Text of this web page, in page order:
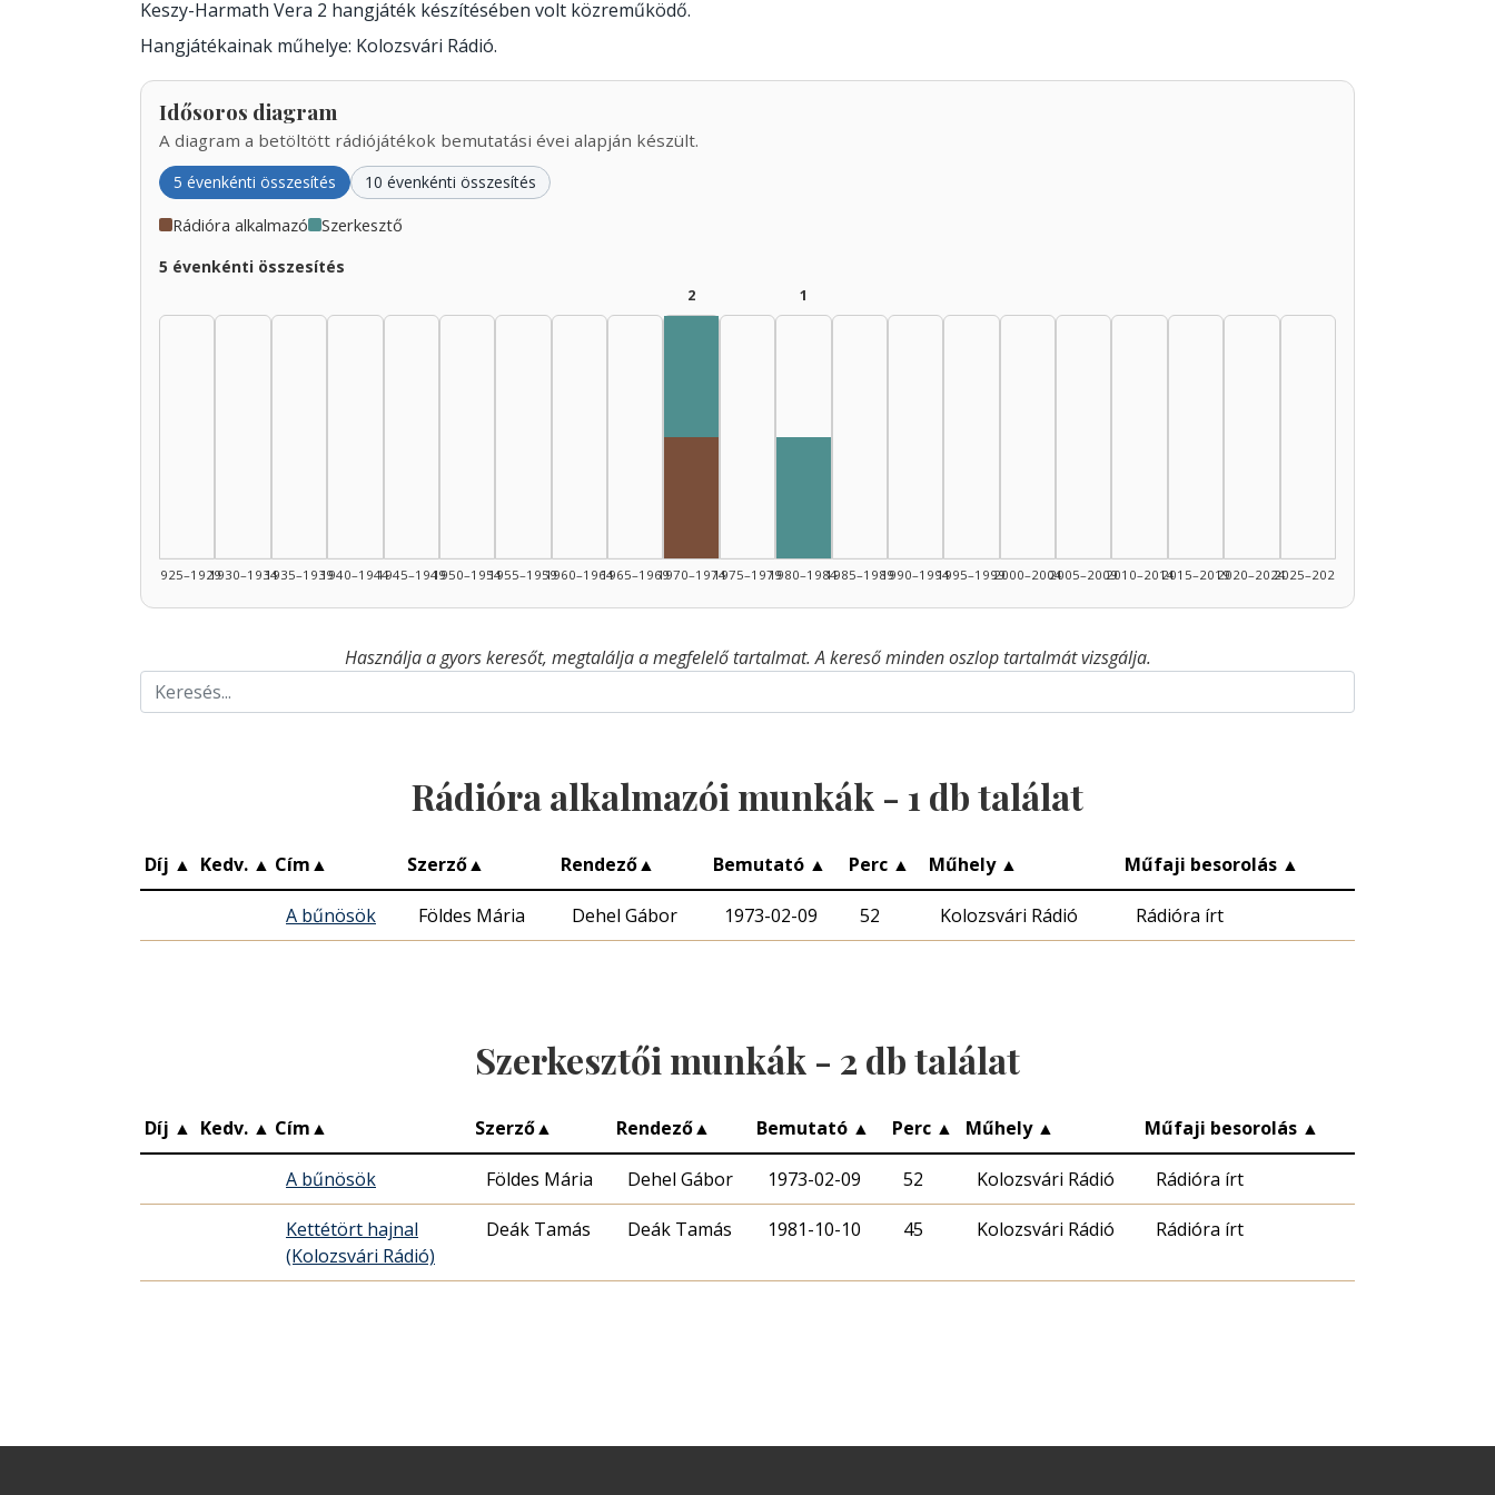
Keszy-Harmath Vera 2 hangjáték készítésében volt közreműködő.
Hangjátékainak műhelye: Kolozsvári Rádió.
Idősoros diagram
A diagram a betöltött rádiójátékok bemutatási évei alapján készült.
5 évenkénti összesítés 10 évenkénti összesítés
Rádióra alkalmazó Szerkesztő
5 évenkénti összesítés
1925–19291930–19341935–19391940–19441945–19491950–19541955–19591960–19641965–1969
2
1970–19741975–1979
1
1980–19841985–19891990–19941995–19992000–20042005–20092010–20142015–20192020–20242025–2026
Használja a gyors keresőt, megtalálja a megfelelő tartalmat. A kereső minden oszlop tartalmát vizsgálja.
Rádióra alkalmazói munkák - 1 db találat
Díj ▲ Kedv. ▲ Cím▲ Szerző▲ Rendező▲ Bemutató ▲ Perc ▲ Műhely ▲ Műfaji besorolás ▲
A bűnösök Földes Mária Dehel Gábor 1973-02-09 52 Kolozsvári Rádió Rádióra írt
Szerkesztői munkák - 2 db találat
Díj ▲ Kedv. ▲ Cím▲ Szerző▲ Rendező▲ Bemutató ▲ Perc ▲ Műhely ▲ Műfaji besorolás ▲
A bűnösök Földes Mária Dehel Gábor 1973-02-09 52 Kolozsvári Rádió Rádióra írt
Kettétört hajnal
(Kolozsvári Rádió)
Deák Tamás Deák Tamás 1981-10-10 45 Kolozsvári Rádió Rádióra írt